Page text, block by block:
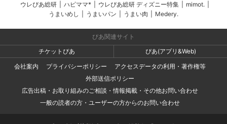
ウレぴあ総研 ハピママ* ウレぴあ総研 ディズニー特集 mimot.
うまいめし
うまいパン うまい肉 Medery.
ぴあ関連サイト
チケットぴあ
ぴあ(アプリ&Web)
会社案内
プライバシーポリシー
アクセスデータの利用・著作権等
外部送信ポリシー
広告出稿・お取り組みのご相談・情報掲載・その他お問い合わせ
一般の読者の方・ユーザーの方からのお問い合わせ